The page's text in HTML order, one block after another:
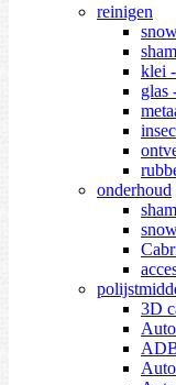
reinigen
klei
glas
onderhoud
3D